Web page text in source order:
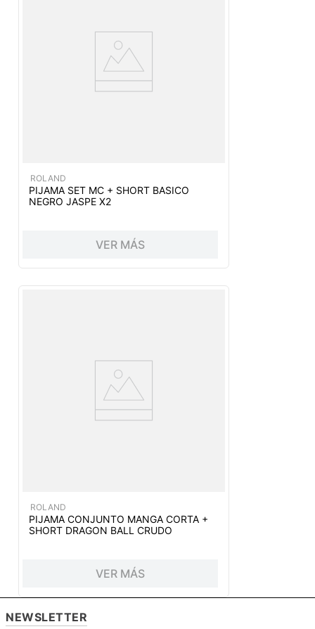
ROLAND
PIJAMA SET MC + SHORT BASICO
NEGRO JASPE X2
VER MÁS
ROLAND
PIJAMA CONJUNTO MANGA CORTA +
SHORT DRAGON BALL CRUDO
VER MÁS
NEWSLETTER